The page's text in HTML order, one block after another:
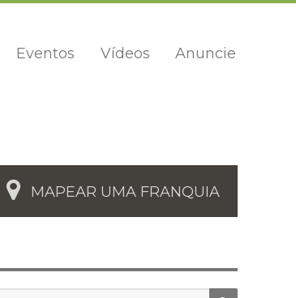
Eventos Vídeos Anuncie
MAPEAR UMA FRANQUIA